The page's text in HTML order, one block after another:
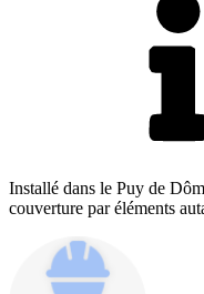
Installé dans le Puy de
couverture par éléments